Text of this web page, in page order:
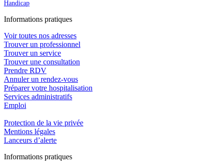
Handicap
Informations pratiques
Voir toutes nos adresses
Trouver un professionnel
Trouver un service
Trouver une consultation
Prendre RDV
Annuler un rendez-vous
Préparer votre hospitalisation
Services administratifs
Emploi​
Protection de la vie privée
Mentions légales
Lanceurs d’alerte
Informations pratiques